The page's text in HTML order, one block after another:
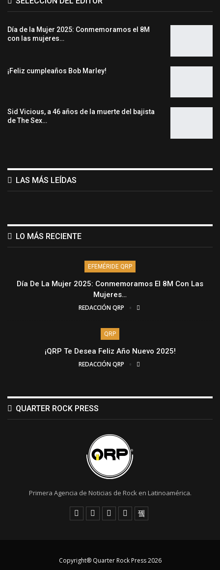
Día de la Mujer 2025: Conmemoramos el 8M
con las mujeres…
¡Feliz cumpleaños Bob Marley!
Sid Vicious, a 46 años de la muerte del bajista
de The Sex…
LAS MÁS LEÍDAS
LO MÁS RECIENTE
EFEMÉRIDE QRP
Día De La Mujer 2025: Conmemoramos El 8M Con Las
Mujeres…
REDACCIÓN QRP
QRP
¡QRP Te Desea Feliz Año Nuevo 2025!
REDACCIÓN QRP
QUARTER ROCK PRESS
Primera Agencia de Noticias de Rock en Latinoamérica.
Copyright® Quarter Rock Press 2026